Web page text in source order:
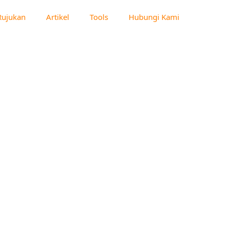
Artikel Tools Hubungi Kami